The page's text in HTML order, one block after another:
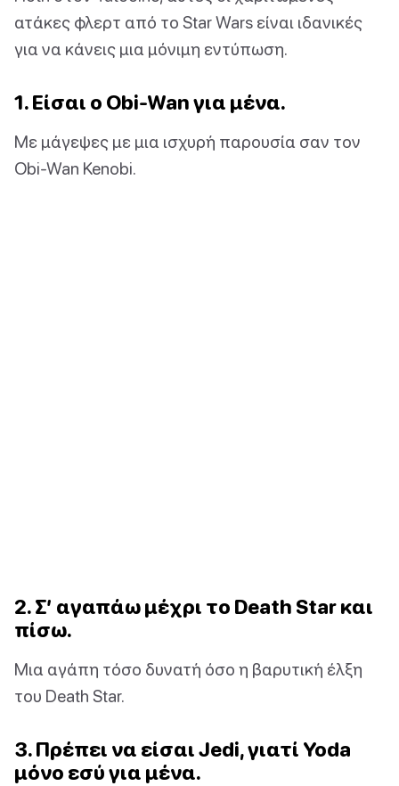
ατάκες φλερτ από το Star Wars είναι ιδανικές
για να κάνεις μια μόνιμη εντύπωση.
1. Είσαι ο Obi-Wan για μένα.
Με μάγεψες με μια ισχυρή παρουσία σαν τον
Obi-Wan Kenobi.
2. Σ’ αγαπάω μέχρι το Death Star και
πίσω.
Μια αγάπη τόσο δυνατή όσο η βαρυτική έλξη
του Death Star.
3. Πρέπει να είσαι Jedi, γιατί Yoda
μόνο εσύ για μένα.